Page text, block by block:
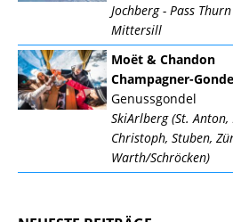
Jochberg - Pass
Mittersill
Moët & Chandon
Champagner-
Genussgondel
SkiArlberg (St. Anton,
Christoph, Stuben,
Warth/Schröcken)